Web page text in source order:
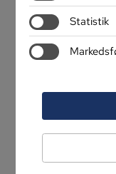
Har du
Måske kender
til at arbejde i et
kender du
Central? Og har
funktioner, og
finans, køb og
Statistik